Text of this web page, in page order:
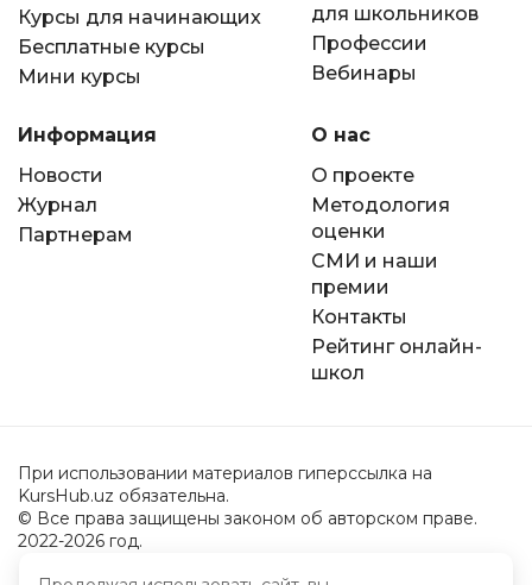
Курсы для начинающих
Бесплатные курсы
Мини курсы
для школьников
Профессии
Вебинары
Информация
Новости
Журнал
Партнерам
О нас
О проекте
Методология
оценки
СМИ и наши
премии
Контакты
Рейтинг онлайн-
школ
При использовании материалов гиперссылка на
KursHub.uz обязательна.
© Все права защищены законом об авторском праве.
2022-2026 год.